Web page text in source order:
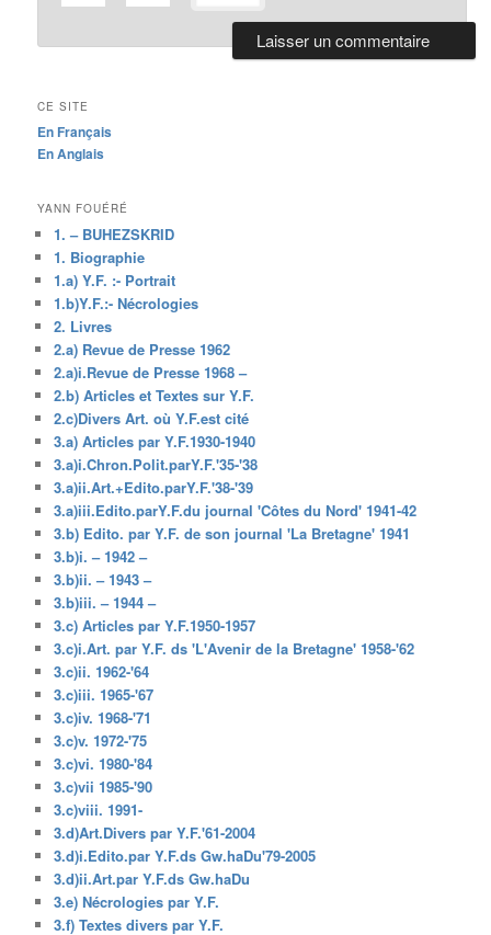
CE SITE
En Français
En Anglais
YANN FOUÉRÉ
1. – BUHEZSKRID
1. Biographie
1.a) Y.F. :- Portrait
1.b)Y.F.:- Nécrologies
2. Livres
2.a) Revue de Presse 1962
2.a)i.Revue de Presse 1968 –
2.b) Articles et Textes sur Y.F.
2.c)Divers Art. où Y.F.est cité
3.a) Articles par Y.F.1930-1940
3.a)i.Chron.Polit.parY.F.'35-'38
3.a)ii.Art.+Edito.parY.F.'38-'39
3.a)iii.Edito.parY.F.du journal 'Côtes du Nord' 1941-42
3.b) Edito. par Y.F. de son journal 'La Bretagne' 1941
3.b)i. – 1942 –
3.b)ii. – 1943 –
3.b)iii. – 1944 –
3.c) Articles par Y.F.1950-1957
3.c)i.Art. par Y.F. ds 'L'Avenir de la Bretagne' 1958-'62
3.c)ii. 1962-'64
3.c)iii. 1965-'67
3.c)iv. 1968-'71
3.c)v. 1972-'75
3.c)vi. 1980-'84
3.c)vii 1985-'90
3.c)viii. 1991-
3.d)Art.Divers par Y.F.'61-2004
3.d)i.Edito.par Y.F.ds Gw.haDu'79-2005
3.d)ii.Art.par Y.F.ds Gw.haDu
3.e) Nécrologies par Y.F.
3.f) Textes divers par Y.F.